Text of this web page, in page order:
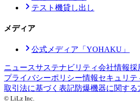
テスト機貸し出し
メディア
公式メディア「YOHAKU」
ニュースサステナビリティ会社情報採
プライバシーポリシー情報セキュリ
取引法に基づく表記防爆機器に関する
© LiLz Inc.